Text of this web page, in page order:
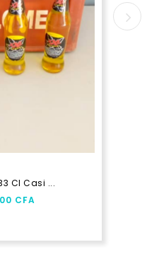
Cl Casi ...
CFA